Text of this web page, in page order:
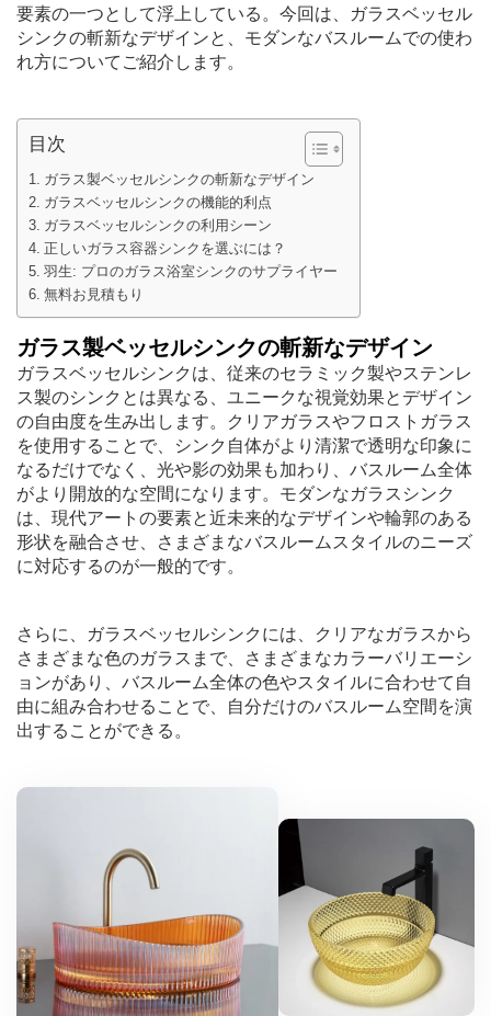
要素の一つとして浮上している。今回は、ガラスベッセル
シンクの斬新なデザインと、モダンなバスルームでの使わ
れ方についてご紹介します。
目次
ガラス製ベッセルシンクの斬新なデザイン
ガラスベッセルシンクの機能的利点
ガラスベッセルシンクの利用シーン
正しいガラス容器シンクを選ぶには？
羽生: プロのガラス浴室シンクのサプライヤー
無料お見積もり
ガラス製ベッセルシンクの斬新なデザイン
ガラスベッセルシンクは、従来のセラミック製やステンレ
ス製のシンクとは異なる、ユニークな視覚効果とデザイン
の自由度を生み出します。クリアガラスやフロストガラス
を使用することで、シンク自体がより清潔で透明な印象に
なるだけでなく、光や影の効果も加わり、バスルーム全体
がより開放的な空間になります。モダンなガラスシンク
は、現代アートの要素と近未来的なデザインや輪郭のある
形状を融合させ、さまざまなバスルームスタイルのニーズ
に対応するのが一般的です。
さらに、ガラスベッセルシンクには、クリアなガラスから
さまざまな色のガラスまで、さまざまなカラーバリエーシ
ョンがあり、バスルーム全体の色やスタイルに合わせて自
由に組み合わせることで、自分だけのバスルーム空間を演
出することができる。